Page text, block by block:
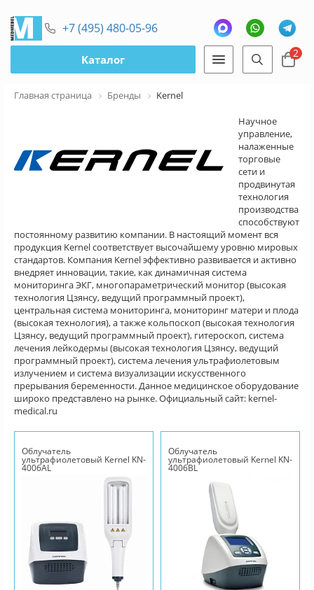
+7 (495) 480-05-96
Каталог 2
Главная страница Бренды Kernel
Научное
управление,
налаженные
торговые
сети и
продвинутая
технология
производства
способствуют
постоянному развитию компании. В настоящий момент вся
продукция Kernel соответствует высочайшему уровню мировых
стандартов. Компания Kernel эффективно развивается и активно
внедряет инновации, такие, как динамичная система
мониторинга ЭКГ, многопараметрический монитор (высокая
технология Цзянсу, ведущий программный проект),
центральная система мониторинга, мониторинг матери и плода
(высокая технология), а также кольпоскоп (высокая технология
Цзянсу, ведущий программный проект), гитероскоп, система
лечения лейкодермы (высокая технология Цзянсу, ведущий
программный проект), система лечения ультрафиолетовым
излучением и система визуализации искусственного
прерывания беременности. Данное медицинское оборудование
широко представлено на рынке. Официальный сайт: kernel-
medical.ru
Облучатель
ультрафиолетовый Kernel KN-
4006AL
Облучатель
ультрафиолетовый Kernel KN-
4006BL